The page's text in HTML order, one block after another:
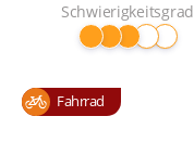
Schwierigkeitsgrad
Fahrrad